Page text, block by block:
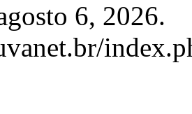
6, 2026.